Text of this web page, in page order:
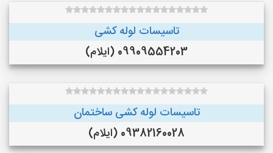
تاسیسات لوله کشی
09909554203 (ایلام)
تاسیسات لوله کشی ساختمان
09382160028 (ایلام)